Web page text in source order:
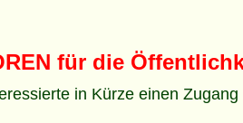
für die
in Kürze einen